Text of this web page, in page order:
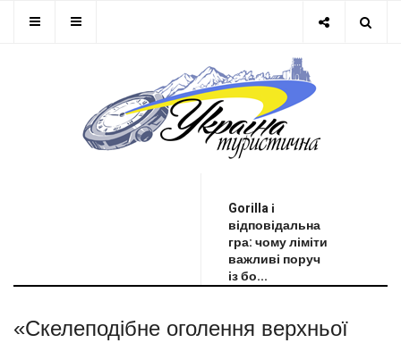
Gorilla і
відповідальна
гра: чому ліміти
важливі поруч
із бо...
«Скелеподібне оголення верхньої